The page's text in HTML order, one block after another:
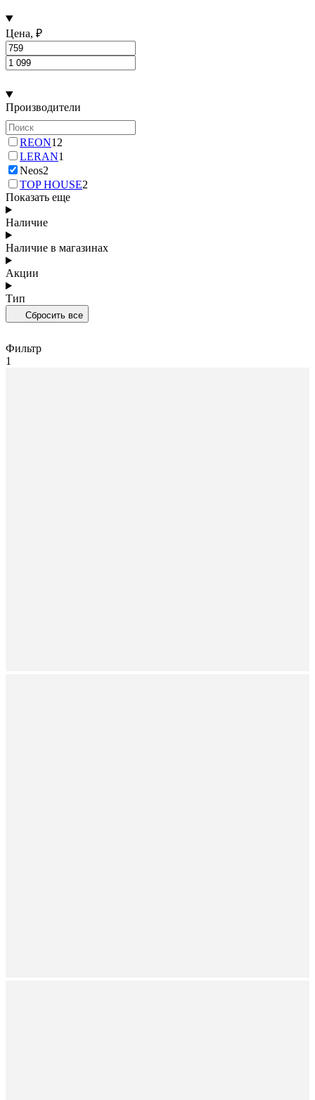
Цена, ₽
Производители
REON12
LERAN1
Neos2
TOP HOUSE2
Показать еще
Наличие
Наличие в магазинах
Акции
Тип
Сбросить все
Фильтр
1